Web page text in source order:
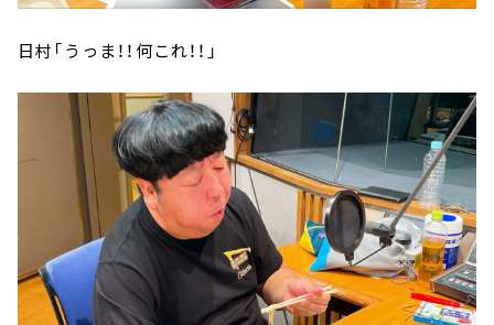
日村「うっま！！何これ！！」